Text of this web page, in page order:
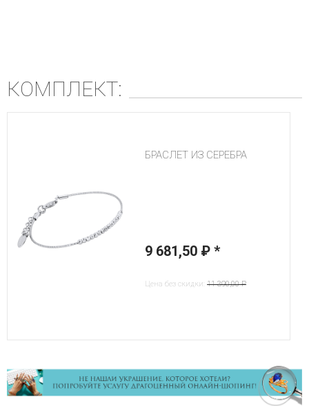
КОМПЛЕКТ:
БРАСЛЕТ ИЗ СЕРЕБРА
9 681,50 ₽*
Цена без скидки: 11 390,00 ₽